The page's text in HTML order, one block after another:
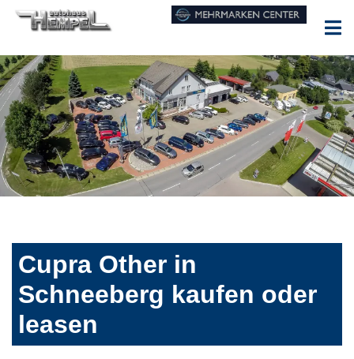
Cupra Other in
Schneeberg kaufen oder
leasen